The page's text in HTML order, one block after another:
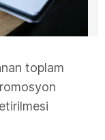
toplam